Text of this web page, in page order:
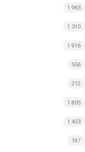
1 963
1 310
1 916
556
212
1 805
1 453
197